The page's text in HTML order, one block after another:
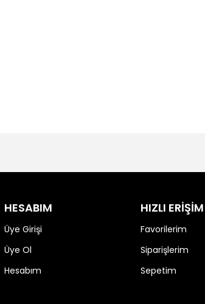
HESABIM
Üye Girişi
Üye Ol
Hesabım
HIZLI ERİŞİM
Favorilerim
Siparişlerim
Sepetim